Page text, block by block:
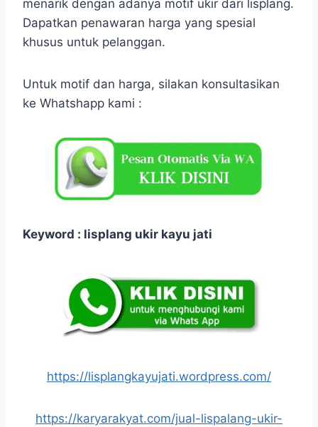
menarik dengan adanya motif ukir dari lisplang.
Dapatkan penawaran harga yang spesial
khusus untuk pelanggan.
Untuk motif dan harga, silakan konsultasikan
ke Whatshapp kami :
Keyword : lisplang ukir kayu jati
https://lisplangkayujati.wordpress.com/
https://karyarakyat.com/jual-lispalang-ukir-